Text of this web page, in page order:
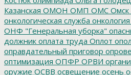
Казанская ОМОН ОМП ОМС Омск
онкологическая служба онкология
ОНФ "Генеральная уборка"
должник оплата труда Оплот
оправдательный приговор
оптимизация ОПФР ОРВИ
оружие ОСВВ освещение осень